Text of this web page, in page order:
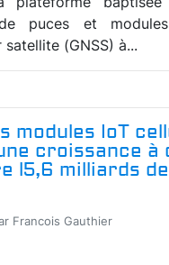
puces et
(GNSS) à...
modules IoT
croissance
l5,6 milliards
Francois Gauthier